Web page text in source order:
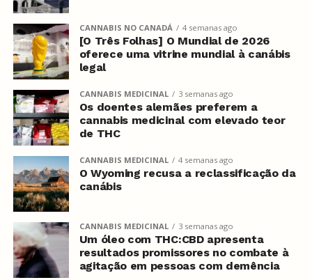
CANNABIS NO CANADÁ 4 semanas ago
[O Três Folhas] O Mundial de 2026
oferece uma vitrine mundial à canábis
legal
CANNABIS MEDICINAL 3 semanas ago
Os doentes alemães preferem a
cannabis medicinal com elevado teor
de THC
CANNABIS MEDICINAL 4 semanas ago
O Wyoming recusa a reclassificação da
canábis
CANNABIS MEDICINAL 3 semanas ago
Um óleo com THC:CBD apresenta
resultados promissores no combate à
agitação em pessoas com demência